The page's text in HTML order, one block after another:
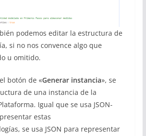
podemos editar la estructura de
si no nos convence algo que
u omitido.
botón de «Generar instancia», se
de una instancia de la
Igual que se usa JSON-
estas
se usa JSON para representar